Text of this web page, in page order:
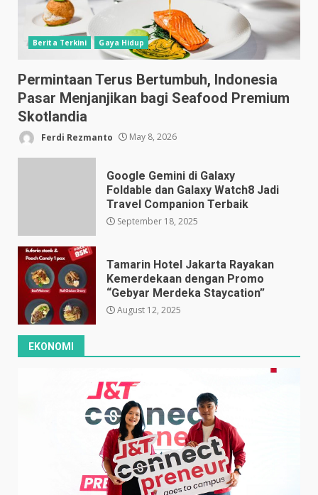
Berita Terkini Gaya Hidup
Permintaan Terus Bertumbuh, Indonesia
Pasar Menjanjikan bagi Seafood Premium
Skotlandia
Ferdi Rezmanto May 8, 2026
Google Gemini di Galaxy
Foldable dan Galaxy Watch8 Jadi
Travel Companion Terbaik
September 18, 2025
Tamarin Hotel Jakarta Rayakan
Kemerdekaan dengan Promo
“Gebyar Merdeka Staycation”
August 12, 2025
EKONOMI